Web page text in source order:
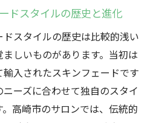
崎市で支持される背景とそ
くスキンフェードの人気
ンフェード支持の理由とそ
が流行する社会的要因
ドスタイルの歴史と進化
スタイルの歴史は比較的浅い
しいものがあります。当初は
入されたスキンフェードです
ーズに合わせて独自のスタイ
高崎市のサロンでは、伝統的